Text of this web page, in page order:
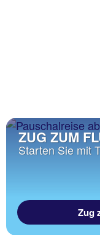
ZUG ZUM
Starten Sie mit
Zug